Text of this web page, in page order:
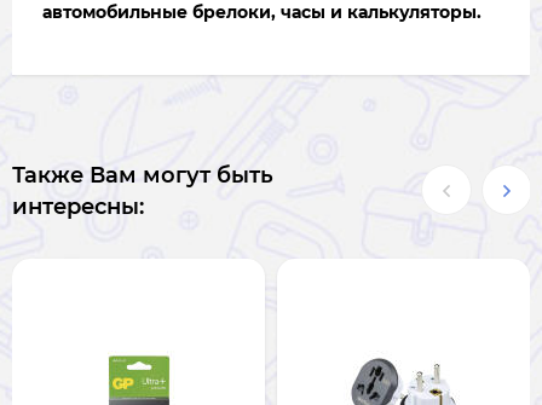
автомобильные брелоки, часы и калькуляторы.
Также Вам могут быть
интересны: